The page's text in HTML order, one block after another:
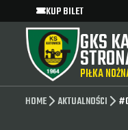
KUP BILET
GKS
PIŁKA
HOME AKTUALNOŚCI